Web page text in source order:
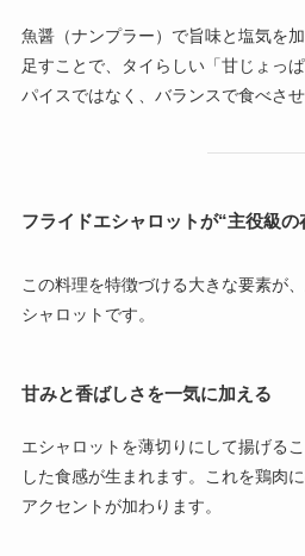
魚醤（ナンプラー）で旨味と塩気を
足すことで、タイらしい「甘じょっ
パイスではなく、バランスで食べさせ
フライドエシャロットが“主役級の
この料理を特徴づける大きな要素が
シャロットです。
甘みと香ばしさを一気に加える
エシャロットを薄切りにして揚げる
した食感が生まれます。これを鶏肉
アクセントが加わります。